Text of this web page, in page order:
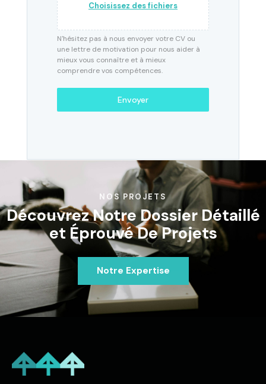
Choisissez des fichiers
N'hésitez pas à nous envoyer votre CV ou
une lettre de motivation pour nous aider à
mieux vous connaître et à mieux
comprendre vos compétences.
Envoyer
NOS PROJETS
Découvrez Notre Dossier Détaillé
et Éprouvé De Projets
Notre Expertise